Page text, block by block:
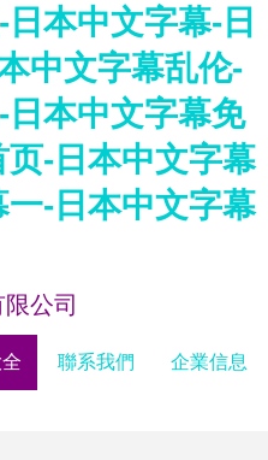
本中文字幕-日
中文字幕乱伦-
日本中文字幕免
-日本中文字幕
一-日本中文字幕
公司
聯系我們 企業信息